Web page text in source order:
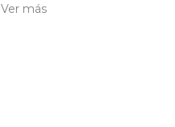
Ver más